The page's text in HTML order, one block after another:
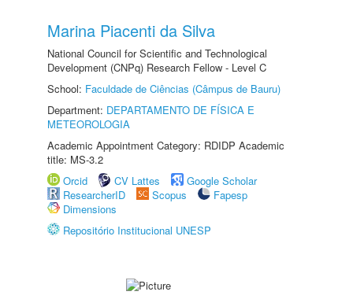
Marina Piacenti da Silva
National Council for Scientific and Technological
Development (CNPq) Research Fellow - Level C
School: Faculdade de Ciências (Câmpus de Bauru)
Department: DEPARTAMENTO DE FÍSICA E
METEOROLOGIA
Academic Appointment Category: RDIDP Academic
title: MS-3.2
Orcid
CV Lattes
Google Scholar
ResearcherID
Scopus
Fapesp
Dimensions
Repositório Institucional UNESP